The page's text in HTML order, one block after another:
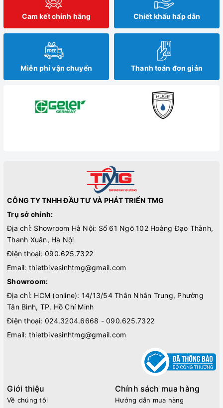
Cam kết chính hãng Chiết khấu hấp dẫn
Miễn phí vận chuyển Thanh toán đơn giản
CÔNG TY TNHH ĐẦU TƯ VÀ PHÁT TRIỂN TMG
Trụ sở chính:
Địa chỉ: Showroom Hà Nội: Số 61 Ngõ 102 Hoàng Đạo Thành,
Thanh Xuân, Hà Nội
Điện thoại: 090.625.7322
Email: thietbivesinhtmg@gmail.com
Showroom:
Địa chỉ: HCM (online): 14/13/54 Thân Nhân Trung, Phường
Tân Bình, TP. Hồ Chí Minh
Điện thoại: 024.3204.6668 - 090.625.7322
Email: thietbivesinhtmg@gmail.com
Giới thiệu
Về chúng tôi
Chính sách mua hàng
Hướng dẫn mua hàng